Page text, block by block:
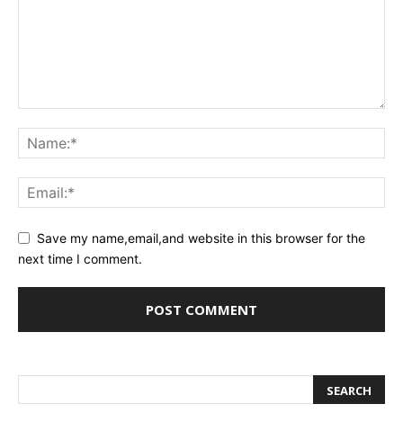
Save my name,email,and website in this browser for the
next time I comment.